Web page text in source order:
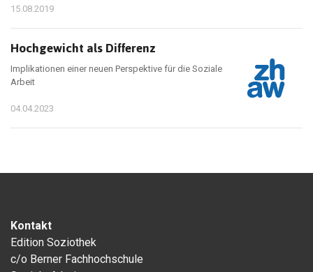
15.08.2019
Hochgewicht als Differenz
Implikationen einer neuen Perspektive für die Soziale
Arbeit
04.04.2023
Kontakt
Edition Soziothek
c/o Berner Fachhochschule